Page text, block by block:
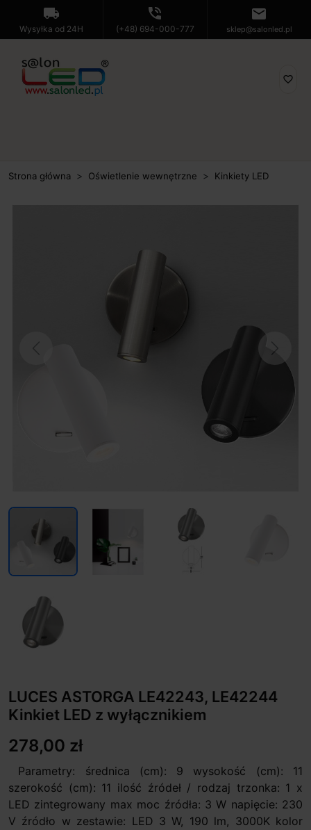
local_shipping
Wysyłka od 24H
phone_in_talk
(+48) 694-000-777
mail
sklep@salonled.pl
favorite_border
Strona główna Oświetlenie wewnętrzne Kinkiety LED
Next
LUCES ASTORGA LE42243, LE42244
Kinkiet LED z wyłącznikiem
278,00 zł
Parametry: średnica (cm): 9 wysokość (cm): 11
szerokość (cm): 11 ilość źródeł / rodzaj trzonka: 1 x
LED zintegrowany max moc źródła: 3 W napięcie: 230
V źródło w zestawie: LED 3 W, 190 lm, 3000K kolor